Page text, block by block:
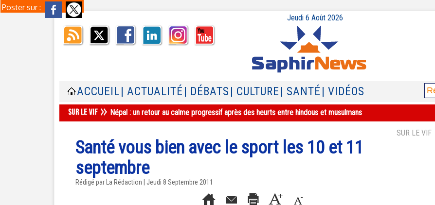
Poster sur :
Jeudi 6 Août 2026
ACCUEIL | ACTUALITÉ | DÉBATS | CULTURE | SANTÉ | VIDÉOS
Népal : un retour au calme progressif après des heurts entre hindous et musulmans
SUR LE VIF
Santé vous bien avec le sport les 10 et 11
septembre
Rédigé par La Rédaction | Jeudi 8 Septembre 2011